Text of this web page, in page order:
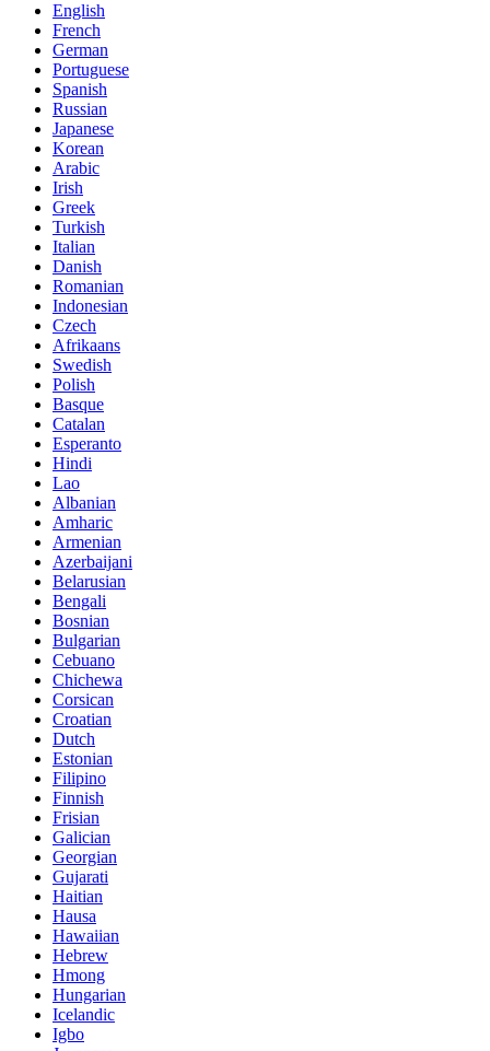
English
French
German
Portuguese
Spanish
Russian
Japanese
Korean
Arabic
Irish
Greek
Turkish
Italian
Danish
Romanian
Indonesian
Czech
Afrikaans
Swedish
Polish
Basque
Catalan
Esperanto
Hindi
Lao
Albanian
Amharic
Armenian
Azerbaijani
Belarusian
Bengali
Bosnian
Bulgarian
Cebuano
Chichewa
Corsican
Croatian
Dutch
Estonian
Filipino
Finnish
Frisian
Galician
Georgian
Gujarati
Haitian
Hausa
Hawaiian
Hebrew
Hmong
Hungarian
Icelandic
Igbo